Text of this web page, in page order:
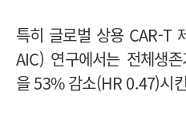
특히 글로벌 상용 CAR-T
AIC) 연구에서는 전체생
을 53% 감소(HR 0.47)시